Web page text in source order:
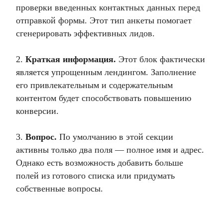
проверки введенных контактных данных перед
отправкой формы. Этот тип анкеты помогает
сгенерировать эффективных лидов.
2. Краткая информация. Этот блок фактически
является упрощенным лендингом. Заполнение
его привлекательным и содержательным
контентом будет способствовать повышению
конверсии.
3. Вопрос. По умолчанию в этой секции
активны только два поля — полное имя и адрес.
Однако есть возможность добавить больше
полей из готового списка или придумать
собственные вопросы.